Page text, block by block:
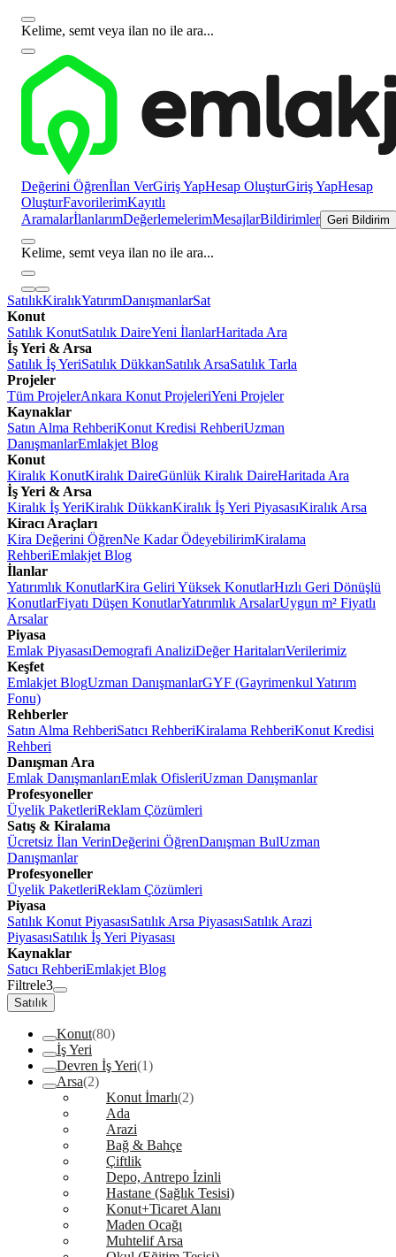
Kelime, semt veya ilan no ile ara...
Değerini Öğrenİlan VerGiriş YapHesap OluşturGiriş YapHesap
OluşturFavorilerimKayıtlı
AramalarİlanlarımDeğerlemelerimMesajlarBildirimler Geri Bildirim
Kelime, semt veya ilan no ile ara...
SatılıkKiralıkYatırımDanışmanlarSat
Konut
Satılık KonutSatılık DaireYeni İlanlarHaritada Ara
İş Yeri & Arsa
Satılık İş YeriSatılık DükkanSatılık ArsaSatılık Tarla
Projeler
Tüm ProjelerAnkara Konut ProjeleriYeni Projeler
Kaynaklar
Satın Alma RehberiKonut Kredisi RehberiUzman
DanışmanlarEmlakjet Blog
Konut
Kiralık KonutKiralık DaireGünlük Kiralık DaireHaritada Ara
İş Yeri & Arsa
Kiralık İş YeriKiralık DükkanKiralık İş Yeri PiyasasıKiralık Arsa
Kiracı Araçları
Kira Değerini ÖğrenNe Kadar ÖdeyebilirimKiralama
RehberiEmlakjet Blog
İlanlar
Yatırımlık KonutlarKira Geliri Yüksek KonutlarHızlı Geri Dönüşlü
KonutlarFiyatı Düşen KonutlarYatırımlık ArsalarUygun m² Fiyatlı
Arsalar
Piyasa
Emlak PiyasasıDemografi AnaliziDeğer HaritalarıVerilerimiz
Keşfet
Emlakjet BlogUzman DanışmanlarGYF (Gayrimenkul Yatırım
Fonu)
Rehberler
Satın Alma RehberiSatıcı RehberiKiralama RehberiKonut Kredisi
Rehberi
Danışman Ara
Emlak DanışmanlarıEmlak OfisleriUzman Danışmanlar
Profesyoneller
Üyelik PaketleriReklam Çözümleri
Satış & Kiralama
Ücretsiz İlan VerinDeğerini ÖğrenDanışman BulUzman
Danışmanlar
Profesyoneller
Üyelik PaketleriReklam Çözümleri
Piyasa
Satılık Konut PiyasasıSatılık Arsa PiyasasıSatılık Arazi
PiyasasıSatılık İş Yeri Piyasası
Kaynaklar
Satıcı RehberiEmlakjet Blog
Filtrele3
Satılık
Konut(80)
İş Yeri
Devren İş Yeri(1)
Arsa(2)
Konut İmarlı(2)
Ada
Arazi
Bağ & Bahçe
Çiftlik
Depo, Antrepo İzinli
Hastane (Sağlık Tesisi)
Konut+Ticaret Alanı
Maden Ocağı
Muhtelif Arsa